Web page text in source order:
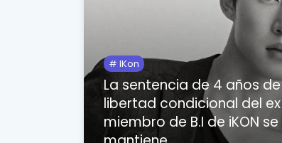
IKon
La sentencia de 4 años de
libertad condicional del ex
miembro de B.I de iKON se